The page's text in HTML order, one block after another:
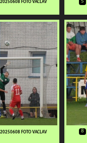
20250608 FOTO VACLAV
5
20250608 FOTO VACLAV
8